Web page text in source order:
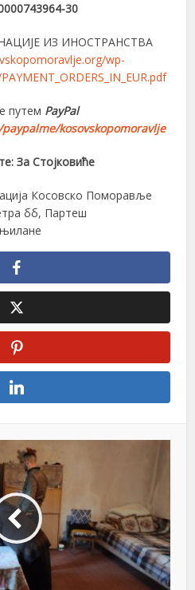
30
ИЗ ИНОСТРАНСТВА
wp-
путем PayPal
kosovskopomoravlje
За Стојковиће
Косовско Поморавље
бб, Партеш